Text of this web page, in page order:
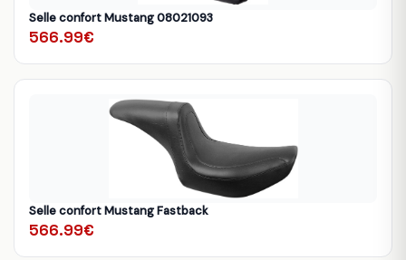
Selle confort Mustang 08021093
566.99€
Selle confort Mustang Fastback
566.99€